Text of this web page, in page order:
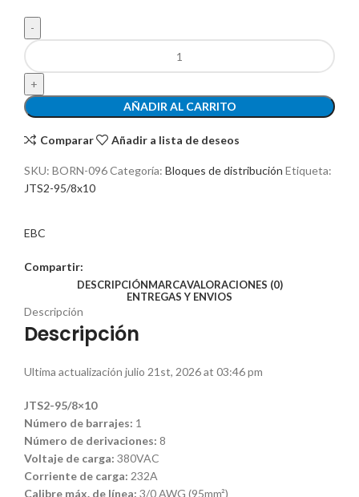
AÑADIR AL CARRITO
Comparar Añadir a lista de deseos
SKU: BORN-096Categoría: Bloques de distribución Etiqueta:
JTS2-95/8x10
EBC
Compartir:
DESCRIPCIÓNMARCAVALORACIONES (0)
ENTREGAS Y ENVIOS
Descripción
Descripción
Ultima actualización julio 21st, 2026 at 03:46 pm
JTS2-95/8×10
Número de barrajes: 1
Número de derivaciones: 8
Voltaje de carga: 380VAC
Corriente de carga: 232A
Calibre máx. de línea: 3/0 AWG (95mm²)